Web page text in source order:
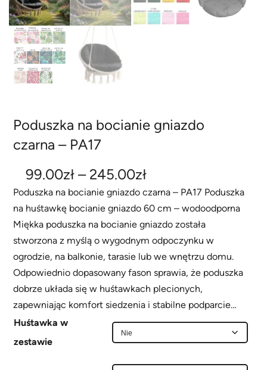
Poduszka na bocianie gniazdo
czarna – PA17
99.00zł – 245.00złZ
a
k
r
e
s
c
e
Poduszka na bocianie gniazdo czarna – PA17 Poduszka
na huśtawkę bocianie gniazdo 60 cm – wodoodporna
Miękka poduszka na bocianie gniazdo została
stworzona z myślą o wygodnym odpoczynku w
ogrodzie, na balkonie, tarasie lub we wnętrzu domu.
Odpowiednio dopasowany fason sprawia, że poduszka
dobrze układa się w huśtawkach plecionych,
zapewniając komfort siedzenia i stabilne podparcie…
Huśtawka w
zestawie